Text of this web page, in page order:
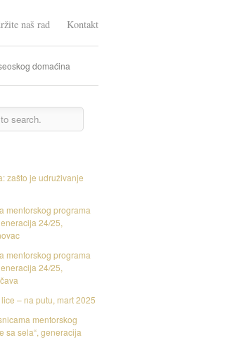
naš rad Kontakt
domaćina
zašto je udruživanje
mentorskog programa
24/25,
mentorskog programa
24/25,
– na putu, mart 2025
mentorskog
sa sela“, generacija